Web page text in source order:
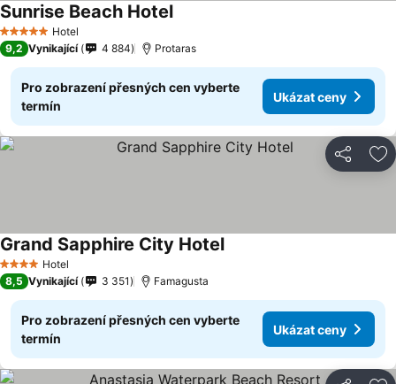
5 Počet hvězdiček
Hotel
Sunrise Beach Hotel
9,2 Vynikající 4 884 Protaras
Pro zobrazení přesných cen vyberte
termín
Ukázat ceny
Sdílet
4 Počet hvězdiček
Hotel
Grand Sapphire City Hotel
8,5 Vynikající 3 351 Famagusta
Pro zobrazení přesných cen vyberte
termín
Ukázat ceny